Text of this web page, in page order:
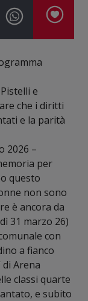
e
che i diritti
e la parità
2026 –
per
questo
non sono
è ancora da
31 marzo 26)
con
a fianco
Arena
classi quarte
e subito